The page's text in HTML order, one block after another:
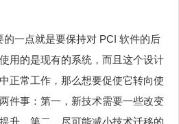
的一点就是要保持对 PCI 软件的后
用的是现有的系统，而且这个设计
正常工作，那么想要促使它转向使
件事：第一，新技术需要一些改变
升，第二，尽可能减小技术迁移的